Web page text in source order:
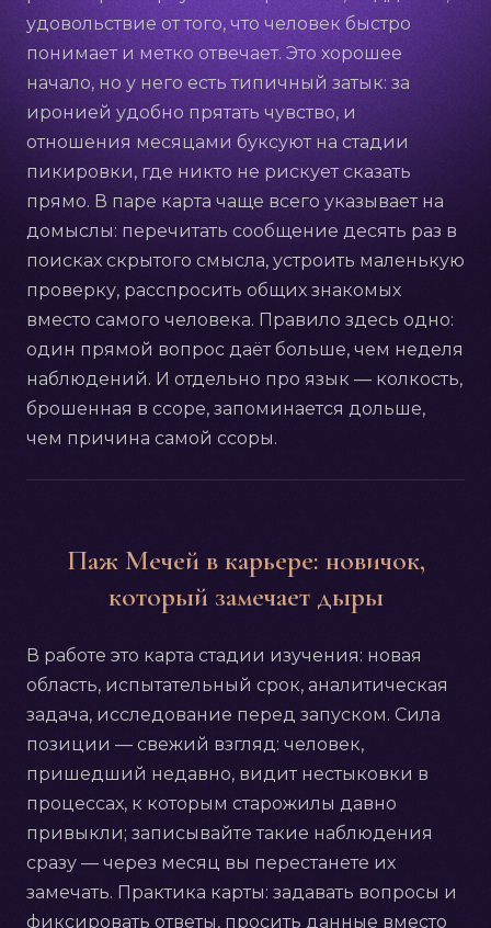
удовольствие от того, что человек быстро
понимает и метко отвечает. Это хорошее
начало, но у него есть типичный затык: за
иронией удобно прятать чувство, и
отношения месяцами буксуют на стадии
пикировки, где никто не рискует сказать
прямо. В паре карта чаще всего указывает на
домыслы: перечитать сообщение десять раз в
поисках скрытого смысла, устроить маленькую
проверку, расспросить общих знакомых
вместо самого человека. Правило здесь одно:
один прямой вопрос даёт больше, чем неделя
наблюдений. И отдельно про язык — колкость,
брошенная в ссоре, запоминается дольше,
чем причина самой ссоры.
Паж Мечей в карьере: новичок,
который замечает дыры
В работе это карта стадии изучения: новая
область, испытательный срок, аналитическая
задача, исследование перед запуском. Сила
позиции — свежий взгляд: человек,
пришедший недавно, видит нестыковки в
процессах, к которым старожилы давно
привыкли; записывайте такие наблюдения
сразу — через месяц вы перестанете их
замечать. Практика карты: задавать вопросы и
фиксировать ответы, просить данные вместо